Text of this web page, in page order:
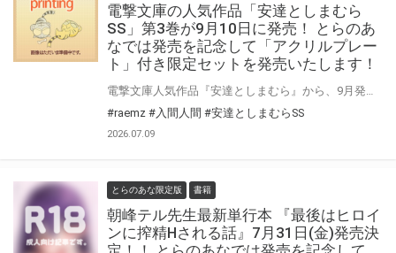
電撃文庫の人気作品「安達としまむら
SS」第3巻が9月10日に発売！ とらのあ
なでは発売を記念して「アクリルプレー
ト」付き限定セットを発売いたします！
#raemz #入間人間 #安達としまむらSS
2026.07.09
とらのあな限定版 書籍
朝峰テル先生最新単行本 『最後はヒロイ
ンに搾精Hされる話』7月31日(金)発売決